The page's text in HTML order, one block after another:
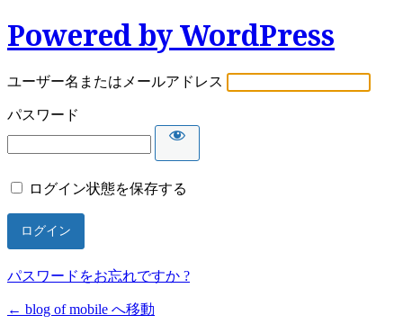
Powered by WordPress
ユーザー名またはメールアドレス
パスワード
ログイン状態を保存する
パスワードをお忘れですか ?
← blog of mobile へ移動